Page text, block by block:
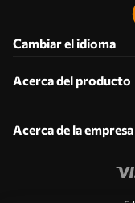
Cambiar el idioma
Acerca del producto
Acerca de la empresa